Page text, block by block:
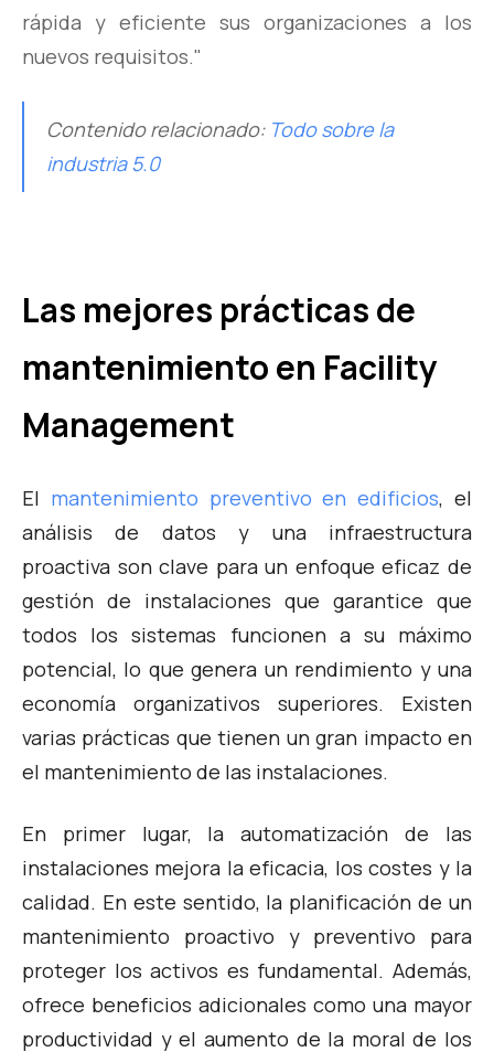
rápida y eficiente sus organizaciones a los
nuevos requisitos."
Contenido relacionado: Todo sobre la
industria 5.0
Las mejores prácticas de
mantenimiento en Facility
Management
El mantenimiento preventivo en edificios, el
análisis de datos y una infraestructura
proactiva son clave para un enfoque eficaz de
gestión de instalaciones que garantice que
todos los sistemas funcionen a su máximo
potencial, lo que genera un rendimiento y una
economía organizativos superiores. Existen
varias prácticas que tienen un gran impacto en
el mantenimiento de las instalaciones.
En primer lugar, la automatización de las
instalaciones mejora la eficacia, los costes y la
calidad. En este sentido, la planificación de un
mantenimiento proactivo y preventivo para
proteger los activos es fundamental. Además,
ofrece beneficios adicionales como una mayor
productividad y el aumento de la moral de los